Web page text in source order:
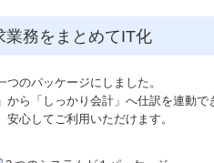
務をまとめてIT化
のパッケージにしました。
から「しっかり会計」へ仕訳を連動
心してご利用いただけます。